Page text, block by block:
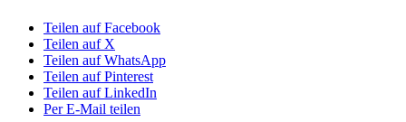
Teilen auf Facebook
Teilen auf X
Teilen auf WhatsApp
Teilen auf Pinterest
Teilen auf LinkedIn
Per E-Mail teilen